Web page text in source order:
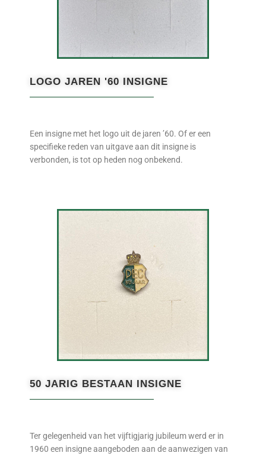
LOGO JAREN '60 INSIGNE
Een insigne met het logo uit de jaren ’60. Of er een
specifieke reden van uitgave aan dit insigne is
verbonden, is tot op heden nog onbekend.
50 JARIG BESTAAN INSIGNE
Ter gelegenheid van het vijftigjarig jubileum werd er in
1960 een insigne aangeboden aan de aanwezigen van